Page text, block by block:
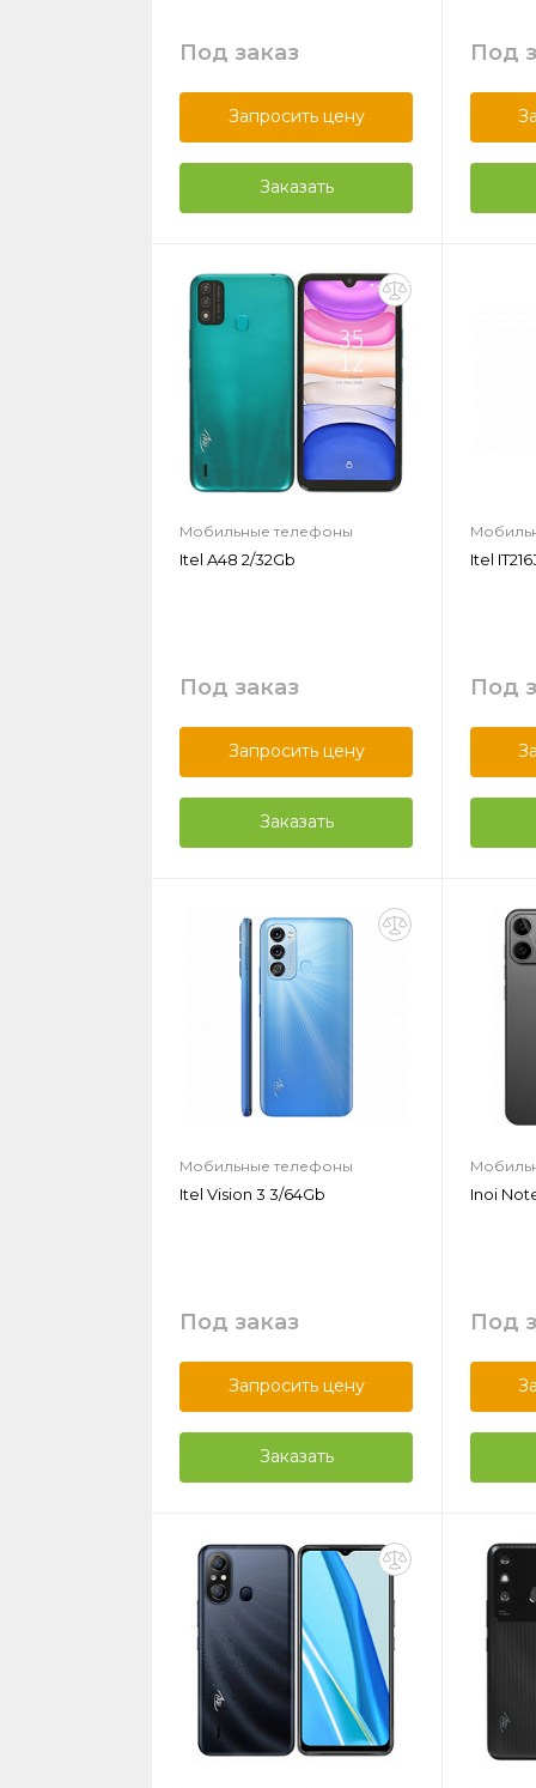
Под заказ
Запросить цену
Заказать
Под
Мобильные телефоны
Itel A48 2/32Gb
Под заказ
Запросить цену
Заказать
Itel
Под
Мобильные телефоны
Itel Vision 3 3/64Gb
Под заказ
Запросить цену
Заказать
Inoi
Под